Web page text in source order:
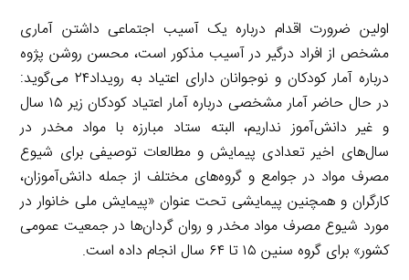
اولین ضرورت اقدام درباره یک آسیب اجتماعی داشتن آماری
مشخص از افراد درگیر در آسیب مذکور است، محسن روشن پژوه
درباره آمار کودکان و نوجوانان دارای اعتیاد به رویداد۲۴ می‌گوید:
در حال حاضر آمار مشخصی درباره آمار اعتیاد کودکان زیر ۱۵ سال
و غیر دانش‌آموز نداریم، البته ستاد مبارزه با مواد مخدر در
سال‌های اخیر تعدادی پیمایش و مطالعات توصیفی برای شیوع
مصرف مواد در جوامع و گروه‌های مختلف از جمله دانش‌آموزان،
کارگران و همچنین پیمایشی تحت عنوان «پیمایش ملی خانوار در
مورد شیوع مصرف مواد مخدر و روان گردان‌ها در جمعیت عمومی
کشور» برای گروه سنین ۱۵ تا ۶۴ سال انجام داده است.